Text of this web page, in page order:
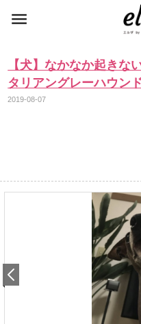
【犬】なかなか起きな
タリアングレーハウン
2019-08-07